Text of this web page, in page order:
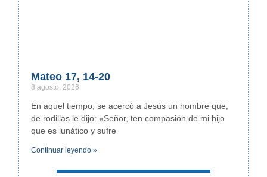
Mateo 17, 14-20
8 agosto, 2026
En aquel tiempo, se acercó a Jesús un hombre que,
de rodillas le dijo: «Señor, ten compasión de mi hijo
que es lunático y sufre
Continuar leyendo »